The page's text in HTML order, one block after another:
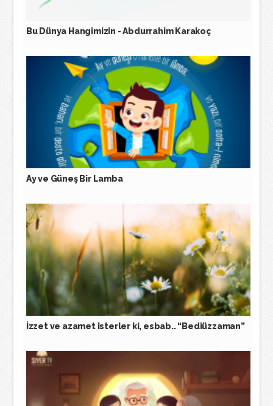
Bu Dünya Hangimizin - Abdurrahim Karakoç
Ay ve Güneş Bir Lamba
İzzet ve azamet isterler ki, esbab.. “Bediüzzaman”